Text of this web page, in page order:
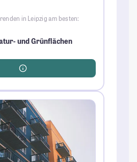
in Leipzig am besten:
und Grünflächen